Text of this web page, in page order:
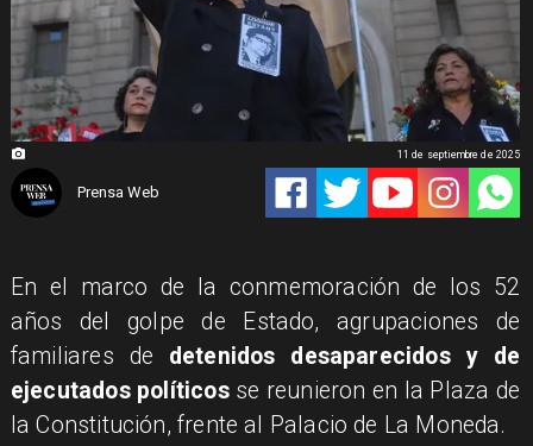
Prensa Web
11 de septiembre de 2025
En el marco de la conmemoración de los 52
años del golpe de Estado, agrupaciones de
familiares de detenidos desaparecidos y de
ejecutados políticosse reunieron en la Plaza de
la Constitución, frente al Palacio de La Moneda.